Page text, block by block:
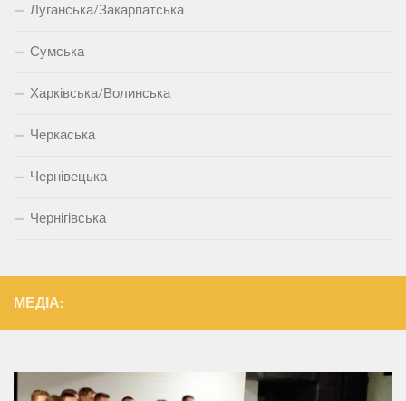
Луганська/Закарпатська
Сумська
Харківська/Волинська
Черкаська
Чернівецька
Чернігівська
МЕДІА: